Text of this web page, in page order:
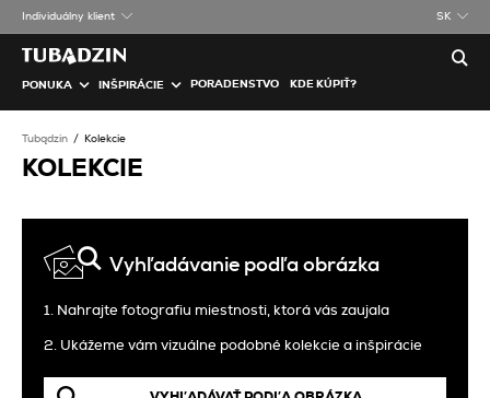
Individuálny klient SK
PONUKA INŠPIRÁCIE PORADENSTVO KDE KÚPIŤ?
Tubądzin Kolekcie
KOLEKCIE
Vyhľadávanie podľa obrázka
1. Nahrajte fotografiu miestnosti, ktorá vás zaujala
2. Ukážeme vám vizuálne podobné kolekcie a inšpirácie